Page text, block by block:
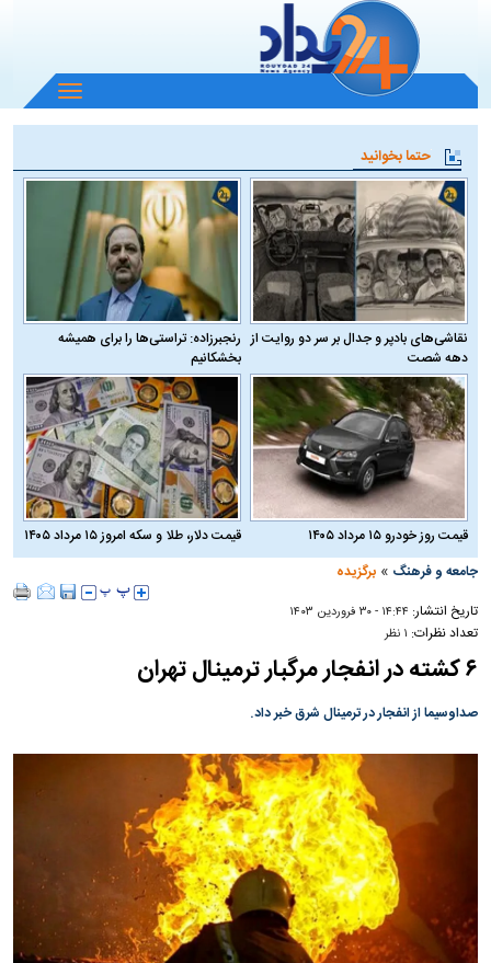
باز
و
منو
حتما بخوانید
نقاشی‌های بادپر و جدال بر سر دو روایت از
دهه شصت
رنجبرزاده: تراستی‌ها را برای همیشه
بخشکانیم
قیمت روز خودرو ۱۵ مرداد ۱۴۰۵
قیمت دلار، طلا و سکه امروز ۱۵ مرداد ۱۴۰۵
جامعه و فرهنگ »برگزیده
تاریخ انتشار: ۱۴:۴۴ - ۳۰ فروردين ۱۴۰۳
تعداد نظرات: ۱ نظر
۶ کشته در انفجار مرگبار ترمینال تهران
صداوسیما از انفجار در ترمینال شرق خبر داد.